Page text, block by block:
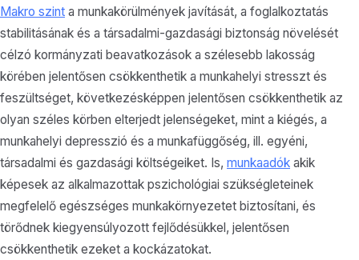
Makro szint a munkakörülmények javítását, a foglalkoztatás
stabilitásának és a társadalmi-gazdasági biztonság növelését
célzó kormányzati beavatkozások a szélesebb lakosság
körében jelentősen csökkenthetik a munkahelyi stresszt és
feszültséget, következésképpen jelentősen csökkenthetik az
olyan széles körben elterjedt jelenségeket, mint a kiégés, a
munkahelyi depresszió és a munkafüggőség, ill. egyéni,
társadalmi és gazdasági költségeiket. Is, munkaadók akik
képesek az alkalmazottak pszichológiai szükségleteinek
megfelelő egészséges munkakörnyezetet biztosítani, és
törődnek kiegyensúlyozott fejlődésükkel, jelentősen
csökkenthetik ezeket a kockázatokat.